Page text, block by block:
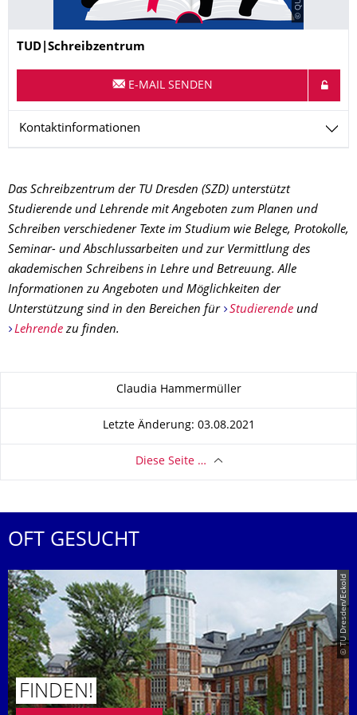
Name
TUD|Schreibzentrum
E-MAIL SENDEN
Kontaktinformationen
Das Schreibzentrum der TU Dresden (SZD) unterstützt
Studierende und Lehrende mit Angeboten zum Planen und
Schreiben verschiedener Texte im Studium wie Belege, Protokolle,
Seminar- und Abschlussarbeiten und zur Vermittlung des
akademischen Schreibens in Lehre und Betreuung. Alle
Informationen zu Angeboten und Möglichkeiten der
Unterstützung sind in den Bereichen für
Studierende und
Lehrendezu finden.
Zu dieser SeiteClaudia Hammermüller
Letzte Änderung: 03.08.2021
Diese Seite …
OFT GESUCHT
© TU Dresden/Eckold
FINDEN!